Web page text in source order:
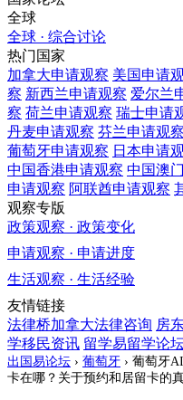
全球
全球 · 综合讨论
热门国家
加拿大申请观察 美国申请
察 新西兰申请观察 爱尔兰
察 荷兰申请观察 瑞士申请
丹麦申请观察 芬兰申请观察
葡萄牙申请观察 日本申请
中国香港申请观察 中国澳门
申请观察 阿联酋申请观察
观察专版
政策观察 · 政策变化
申请观察 · 申请进度
生活观察 · 生活经验
友情链接
法律桥加拿大法律咨询 房
学移民资讯 留学易留学论
出国易论坛 › 葡萄牙 › 葡萄牙
卡在哪？关于预约和居留卡的